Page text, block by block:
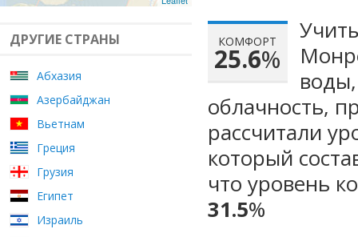
ДРУГИЕ СТРАНЫ
Абхазия
Азербайджан
Вьетнам
Греция
Грузия
Египет
Израиль
КОМФОРТ
25.6%
облачность,
рассчитали
который
что уровень
31.5%